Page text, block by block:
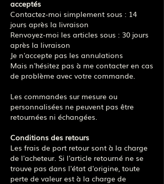
acceptés
Contactez-moi simplement sous : 14
jours après la livraison
Renvoyez-moi les articles sous : 30 jours
après la livraison
Je n'accepte pas les annulations
Mais n'hésitez pas à me contacter en cas
de problème avec votre commande.
Les commandes sur mesure ou
personnalisées ne peuvent pas être
retournées ni échangées.
Conditions des retours
Les frais de port retour sont à la charge
de l'acheteur. Si l'article retourné ne se
trouve pas dans l'état d'origine, toute
perte de valeur est à la charge de